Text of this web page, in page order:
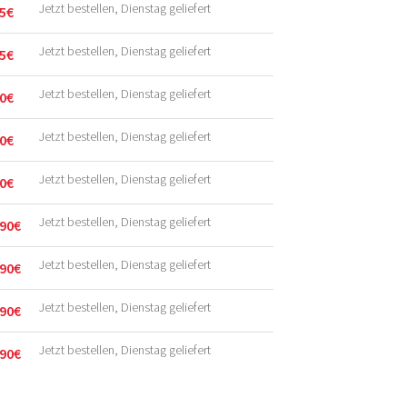
€ Jetzt bestellen, Dienstag geliefert
€ Jetzt bestellen, Dienstag geliefert
€ Jetzt bestellen, Dienstag geliefert
€ Jetzt bestellen, Dienstag geliefert
€ Jetzt bestellen, Dienstag geliefert
€ Jetzt bestellen, Dienstag geliefert
€ Jetzt bestellen, Dienstag geliefert
€ Jetzt bestellen, Dienstag geliefert
€ Jetzt bestellen, Dienstag geliefert